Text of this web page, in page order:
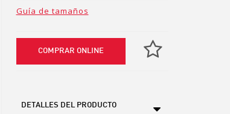
Guía de tamaños
COMPRAR ONLINE
DETALLES DEL PRODUCTO